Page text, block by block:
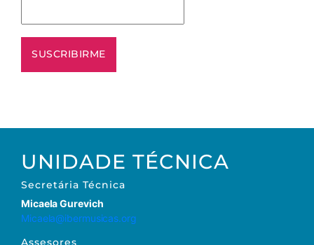
UNIDADE TÉCNICA
Secretária Técnica
Micaela Gurevich
Micaela@ibermusicas.org
Assesores